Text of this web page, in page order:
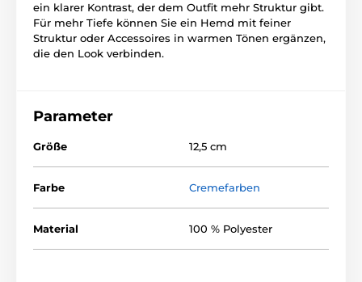
ein klarer Kontrast, der dem Outfit mehr Struktur gibt.
Für mehr Tiefe können Sie ein Hemd mit feiner
Struktur oder Accessoires in warmen Tönen ergänzen,
die den Look verbinden.
Parameter
Größe 12,5 cm
Farbe Cremefarben
Material 100 % Polyester